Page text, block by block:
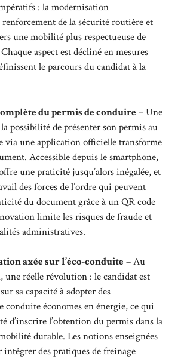
: la modernisation
de la sécurité routière et
une mobilité plus respectueuse de
aspect est décliné en mesures
le parcours du candidat à la
du permis de conduire– Une
possibilité de présenter son permis au
via une application officielle transforme
Accessible depuis le smartphone,
une praticité jusqu’alors inégalée, et
des forces de l’ordre qui peuvent
du document grâce à un QR code
limite les risques de fraude et
administratives.
axée sur l’éco-conduite– Au
une réelle révolution : le candidat est
sa capacité à adopter des
conduite économes en énergie, ce qui
d’inscrire l’obtention du permis dans la
durable. Les notions enseignées
intégrer des pratiques de freinage